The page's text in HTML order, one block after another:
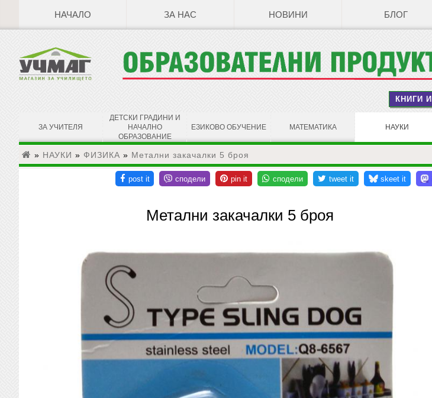
НАЧАЛО ЗА НАС НОВИНИ БЛОГ
КНИГИ
ЗА УЧИТЕЛЯ
ДЕТСКИ ГРАДИНИ И
НАЧАЛНО
ОБРАЗОВАНИЕ
ЕЗИКОВО ОБУЧЕНИЕ МАТЕМАТИКА НАУКИ
» НАУКИ » ФИЗИКА » Метални закачалки 5 броя
Метални закачалки 5 броя